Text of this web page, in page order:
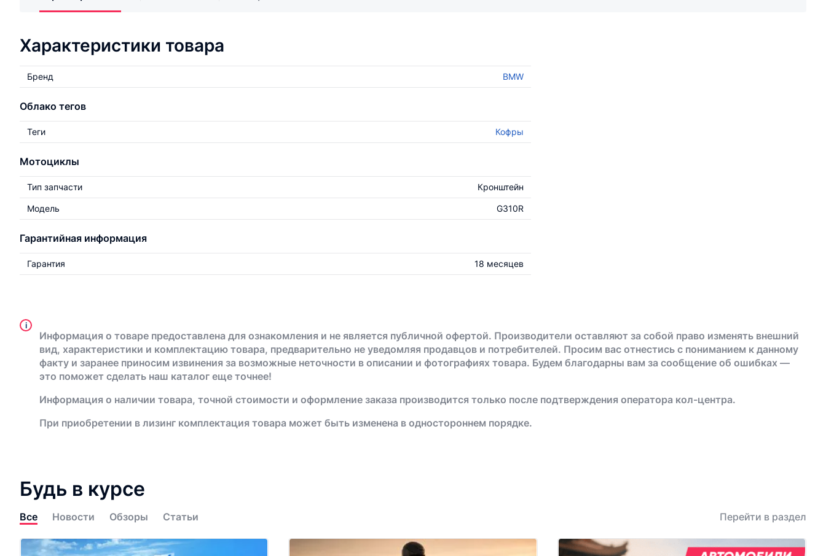
Характеристики товара
Бренд BMW
Облако тегов
Теги Кофры
Мотоциклы
Тип запчасти Кронштейн
Модель G310R
Гарантийная информация
Гарантия 18 месяцев
i
Информация о товаре предоставлена для ознакомления и не является публичной офертой. Производители оставляют за собой право изменять внешний
вид, характеристики и комплектацию товара, предварительно не уведомляя продавцов и потребителей. Просим вас отнестись с пониманием к данному
факту и заранее приносим извинения за возможные неточности в описании и фотографиях товара. Будем благодарны вам за сообщение об ошибках —
это поможет сделать наш каталог еще точнее!
Информация о наличии товара, точной стоимости и оформление заказа производится только после подтверждения оператора кол-центра.
При приобретении в лизинг комплектация товара может быть изменена в одностороннем порядке.
Будь в курсе
Все Новости Обзоры Статьи Перейти в раздел